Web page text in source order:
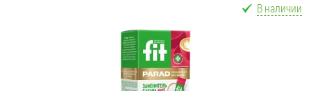
В наличии